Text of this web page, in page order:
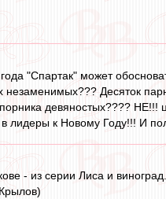
"Спартак" может
Десяток
девяностых???? НЕ!!!
лидеры к Новому Году!!! И
- из серии Лиса и виноград.